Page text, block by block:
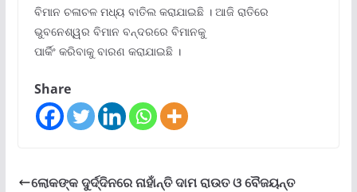
ବିମାନ ଚଳାଚଳ ମଧ୍ୟ ବାତିଲ କରାଯାଇଛି । ଆଜି ରାତିରେ
ଭୁବନେଶ୍ୱର ବିମାନ ବନ୍ଦରରେ ବିମାନକୁ
ପାର୍କିଂ କରିବାକୁ ବାରଣ କରାଯାଇଛି ।
Share
ଲୋକଙ୍କ ଦୁର୍ଦ୍ଦିନରେ ନାହାଁନ୍ତି ଦାମ ରାଉତ ଓ ବୈଜୟନ୍ତ